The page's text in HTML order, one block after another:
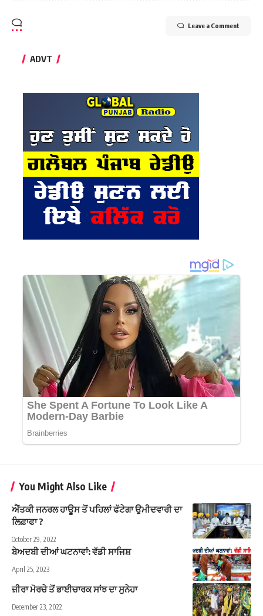
Leave a Comment
ADVT
You Might Also Like
ਐਂਤਕੀ ਜਨਰਲ ਹਾਊਸ ਤੋਂ ਪਹਿਲਾਂ ਫੱਟੇਗਾ ਉਮੀਦਵਾਰੀ ਦਾ
ਲਿਫ਼ਾਫਾ ?
October 29, 2022
ਬੇਅਦਬੀ ਦੀਆਂ ਘਟਨਾਵਾਂ: ਵੱਡੀ ਸਾਜਿਸ਼
April 25, 2023
ਜ਼ੀਰਾ ਮੋਰਚੇ ਤੋਂ ਭਾਈਚਾਰਕ ਸਾਂਝ ਦਾ ਸੁਨੇਹਾ
December 23, 2022